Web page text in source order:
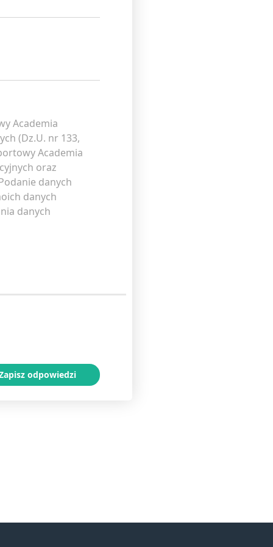
Academia
(Dz.U. nr 133,
Academia
oraz
danych
danych
danych